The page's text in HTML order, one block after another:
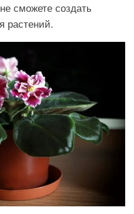
сможете создать
растений.